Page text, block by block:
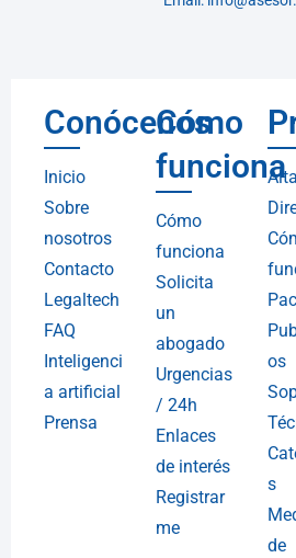
Conócenos
Inicio
Sobre
nosotros
Contacto
Legaltech
FAQ
Inteligenci
a artificial
Prensa
Cómo
funciona
Cómo
funciona
Solicita
un
abogado
Urgencias
/ 24h
Enlaces
de interés
Registrar
me
os
s
de